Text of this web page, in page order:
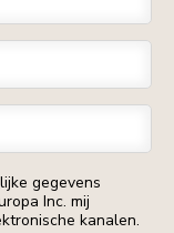
gegevens
Inc. mij
kanalen.